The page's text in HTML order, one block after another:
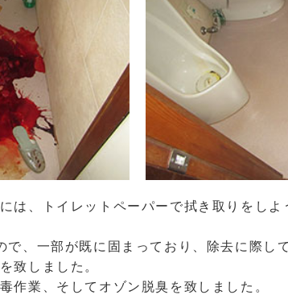
は、トイレットペーパーで拭き取りをしよ
で、一部が既に固まっており、除去に際し
致しました。
作業、そしてオゾン脱臭を致しました。